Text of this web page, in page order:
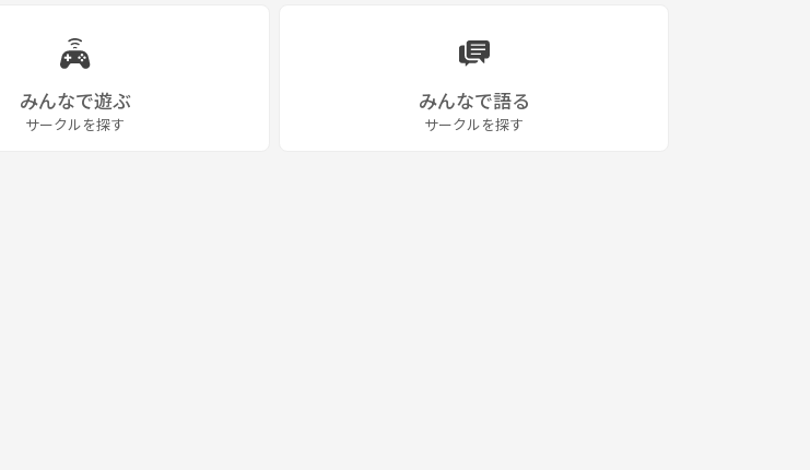
みんなで遊ぶ
サークルを探す
みんなで語る
サークルを探す